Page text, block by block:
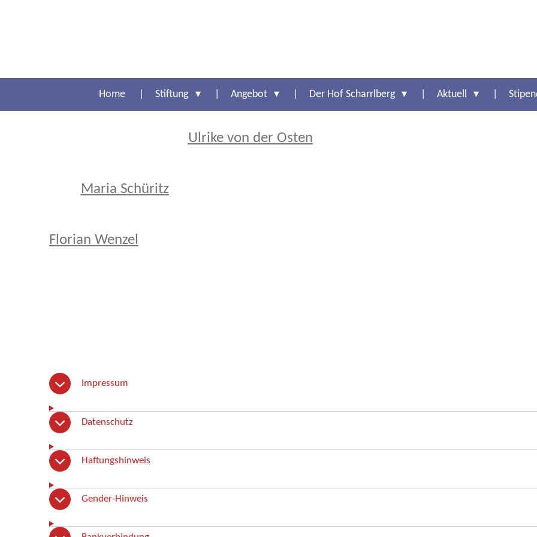
Home Stiftung Angebot Der Hof Scharrlberg Aktuell
Ulrike von der Osten
Maria Schüritz
Florian Wenzel
Impressum
Datenschutz
Haftungshinweis
Gender-Hinweis